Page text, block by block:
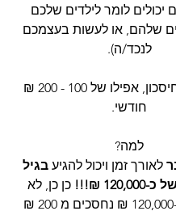
יכולים לומר לילדים שלכם
שלהם, או לעשות בעצמכם
לנכד/ה).
נכון לעשות חיסכון, אפילו של 100 - 200 ₪
חודשי.
למה?
לאורך זמן ויכול להגיע בגיל
כן כן, לא
התבלבלתי -120,000 ₪ נחסכים מ 200 ₪